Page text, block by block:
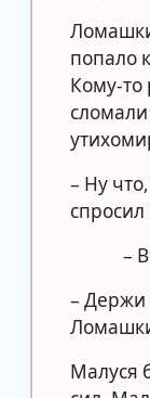
попало
Кому-то
– Ну
–
– Держи
Малуся